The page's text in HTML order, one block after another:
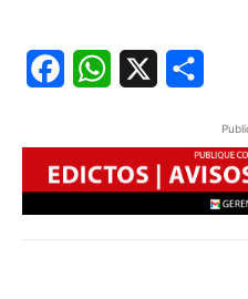
FacebookWhatsApp